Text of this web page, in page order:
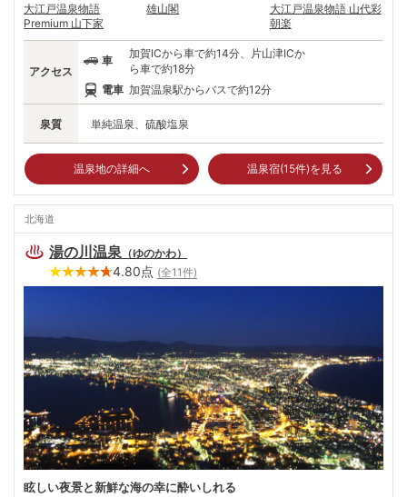
大江戸温泉物語
Premium 山下家
雄山閣
大江戸温泉物語 山代彩
朝楽
泉質 単純温泉、硫酸塩泉
アクセス
車
加賀ICから車で約14分、片山津ICか
ら車で約18分
電車 加賀温泉駅からバスで約12分
温泉地の詳細へ 温泉宿(15件)を見る
北海道
湯の川温泉 （ゆのかわ）
4.80点 (全11件)
眩しい夜景と新鮮な海の幸に酔いしれる